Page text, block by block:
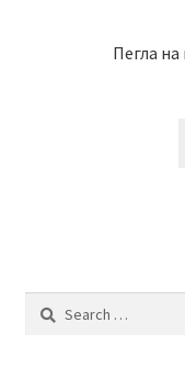
Пегла на
Search